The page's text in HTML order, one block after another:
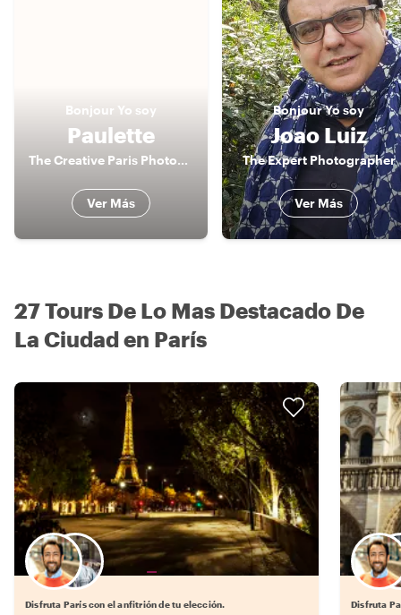
Bonjour Yo soy
Paulette
The Creative Paris Photographer
Ver Más
BonjourYo soy
Joao Luiz
The Expert Photographer
Ver Más
27 Tours De Lo Mas Destacado De
La Ciudad en París
Elige tu local favorito
Disfruta París con el anfitrión de tu elección. Disfruta